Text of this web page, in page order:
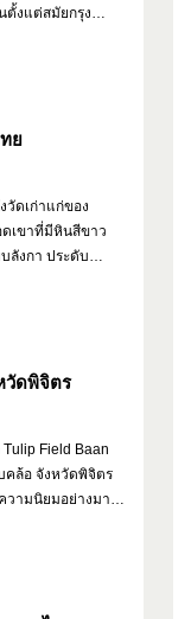
ตั้งแต่สมัยกรุง
ดีต
ย
วัดเก่าแก่ของ
เขาที่มีหินสีขาว
ลังกา ประดับ
วัดพิจิตร
Field Baan
คล้อ จังหวัดพิจิตร
วามนิยมอย่างมาก
บานสะพรั่งทั่วทั้งทุ่ง